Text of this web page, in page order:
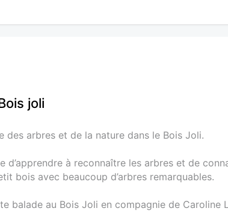
joli
des arbres et de la nature dans le Bois Joli.
d’apprendre à reconnaître les arbres et de
bois avec beaucoup d’arbres remarquables.
balade au Bois Joli en compagnie de Caroline